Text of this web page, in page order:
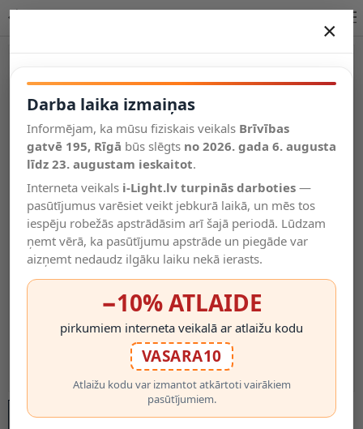
Salīdzināt
Vēlmju
saraksts
Valodas
×
Darba laika izmaiņas
Informējam, ka mūsu fiziskais veikals Brīvības
gatvē 195, Rīgā būs slēgts no 2026. gada 6. augusta
līdz 23. augustam ieskaitot.
Interneta veikals i-Light.lv turpinās darboties —
pasūtījumus varēsiet veikt jebkurā laikā, un mēs tos
iespēju robežās apstrādāsim arī šajā periodā. Lūdzam
ņemt vērā, ka pasūtījumu apstrāde un piegāde var
aizņemt nedaudz ilgāku laiku nekā ierasts.
−10% ATLAIDE
pirkumiem interneta veikalā ar atlaižu kodu
VASARA10
Atlaižu kodu var izmantot atkārtoti vairākiem
pasūtījumiem.